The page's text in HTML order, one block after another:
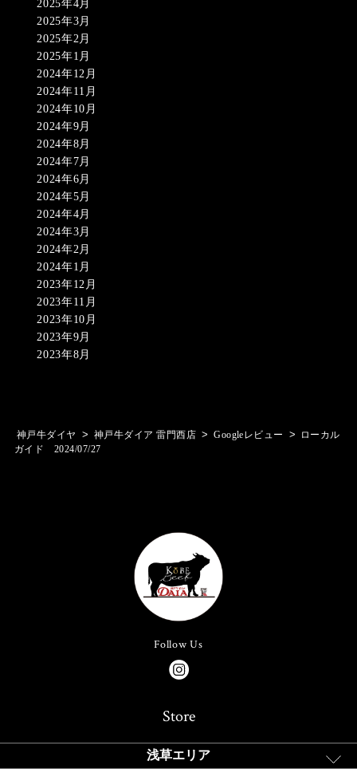
2025年4月
2025年3月
2025年2月
2025年1月
2024年12月
2024年11月
2024年10月
2024年9月
2024年8月
2024年7月
2024年6月
2024年5月
2024年4月
2024年3月
2024年2月
2024年1月
2023年12月
2023年11月
2023年10月
2023年9月
2023年8月
神戸牛ダイヤ > 神戸牛ダイア 雷門西店 > Googleレビュー >
ローカル
ガイド 2024/07/27
Follow Us
Store
浅草エリア